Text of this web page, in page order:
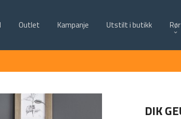
Outlet Kampanje Utstilt i butikk Rør
DIK